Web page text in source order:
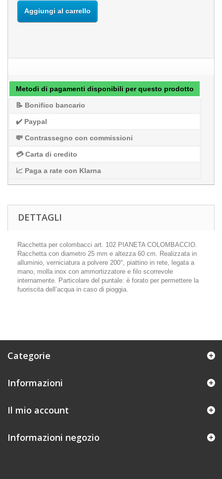
Aggiungi al carrello
Metodi di pagamenti disponibili per questo prodotto
📝 Bonifico bancario
✔️ Paypal
💸 Contrassegno con commissioni
💳 Carta di credito
📈 Paga a rate con Klarna
DETTAGLI
Racchetta per colombacci art. 102 PIANETA COLOMBACCIO.
Racchetta con diametro 25 mm e altezza 60 cm. Realizzata in
alluminio, verniciatura a polvere 200°, piattino in rete, legata a
mano, molla inox con ammortizzatore e filo scorrevole
internamente. Particolare del puntale: è forato per permettere la
fuoriscita dell’acqua in caso di pioggia.
Categorie
Informazioni
Il mio account
Informazioni negozio